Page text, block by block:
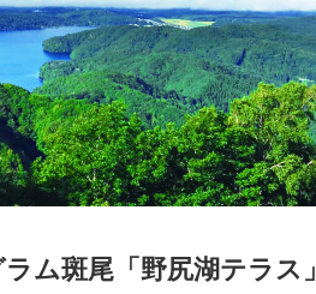
ム斑尾「野尻湖テラス」